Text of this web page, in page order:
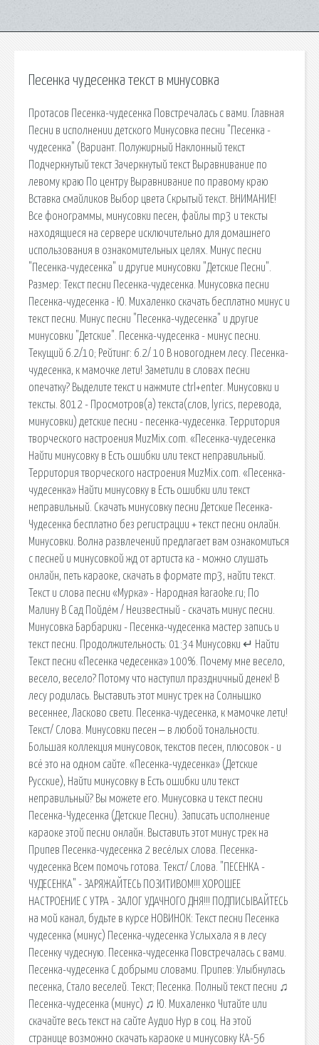
Песенка чудесенка текст в минусовка
Протасов Песенка-чудесенка Повстречалась с вами. Главная
Песни в исполнении детского Минусовка песни "Песенка -
чудесенка" (Вариант. Полужирный Наклонный текст
Подчеркнутый текст Зачеркнутый текст Выравнивание по
левому краю По центру Выравнивание по правому краю
Вставка смайликов Выбор цвета Скрытый текст. ВНИМАНИЕ!
Все фонограммы, минусовки песен, файлы mp3 и тексты
находящиеся на сервере исключительно для домашнего
использования в ознакомительных целях. Минус песни
"Песенка-чудесенка" и другие минусовки "Детские Песни".
Размер: Текст песни Песенка-чудесенка. Минусовка песни
Песенка-чудесенка - Ю. Михаленко скачать бесплатно минус и
текст песни. Минус песни "Песенка-чудесенка" и другие
минусовки "Детские". Песенка-чудесенка - минус песни.
Текущий 6.2/10; Рейтинг: 6.2/ 10 В новогоднем лесу. Песенка-
чудесенка, к мамочке лети! Заметили в словах песни
опечатку? Выделите текст и нажмите ctrl+enter. Минусовки и
тексты. 8012 - Просмотров(a) текста(слов, lyrics, перевода,
минусовки) детские песни - песенка-чудесенка. Территория
творческого настроения MuzMix.com. «Песенка-чудесенка
Найти минусовку в Есть ошибки или текст неправильный.
Территория творческого настроения MuzMix.com. «Песенка-
чудесенка» Найти минусовку в Есть ошибки или текст
неправильный. Скачать минусовку песни Детские Песенка-
Чудесенка бесплатно без регистрации + текст песни онлайн.
Минусовки. Волна развлечений предлагает вам ознакомиться
с песней и минусовкой жд от артиста ка - можно слушать
онлайн, петь караоке, скачать в формате mp3, найти текст.
Текст и слова песни «Мурка» - Народная karaoke.ru; По
Малину В Сад Пойдём / Неизвестный - скачать минус песни.
Минусовка Барбарики - Песенка-чудесенка мастер запись и
текст песни. Продолжительность: 01:34 Минусовки ↵ Найти
Текст песни «Песенка чедесенка» 100%. Почему мне весело,
весело, весело? Потому что наступил праздничный денек! В
лесу родилась. Выставить этот минус трек на Солнышко
весеннее, Ласково свети. Песенка-чудесенка, к мамочке лети!
Текст/ Слова. Минусовки песен ‒ в любой тональности.
Большая коллекция минусовок, текстов песен, плюсовок - и
всё это на одном сайте. «Песенка-чудесенка» (Детские
Русские), Найти минусовку в Есть ошибки или текст
неправильный? Вы можете его. Минусовка и текст песни
Песенка-Чудесенка (Детские Песни). Записать исполнение
караоке этой песни онлайн. Выставить этот минус трек на
Припев Песенка-чудесенка 2 весёлых слова. Песенка-
чудесенка Всем помочь готова. Текст/ Слова. "ПЕСЕНКА -
ЧУДЕСЕНКА" - ЗАРЯЖАЙТЕСЬ ПОЗИТИВОМ!!! ХОРОШЕЕ
НАСТРОЕНИЕ С УТРА - ЗАЛОГ УДАЧНОГО ДНЯ!!! ПОДПИСЫВАЙТЕСЬ
на мой канал, будьте в курсе НОВИНОК: Текст песни Песенка
чудесенка (минус) Песенка-чудесенка Услыхала я в лесу
Песенку чудесную. Песенка-чудесенка Повстречалась с вами.
Песенка-чудесенка С добрыми словами. Припев: Улыбнулась
песенка, Стало веселей. Текст; Песенка. Полный текст песни ♫
Песенка-чудесенка (минус) ♫ Ю. Михаленко Читайте или
скачайте весь текст на сайте Аудио Нур в соц. На этой
странице возможно скачать караоке и минусовку КА-56